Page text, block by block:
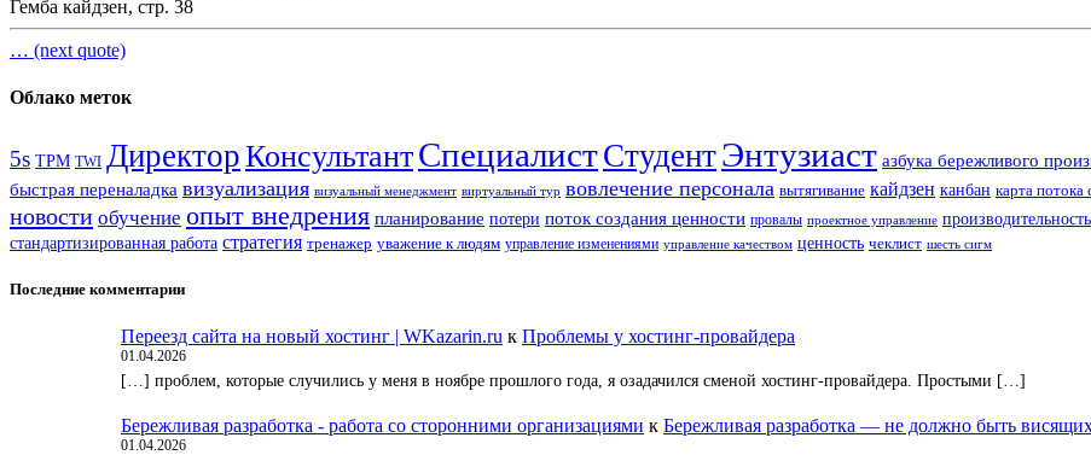
Гемба кайдзен, стр. 38
… (next quote)
Облако меток
5s TPM TWI ДиректорКонсультантСпециалистСтудентЭнтузиаст азбука бережливого
быстрая переналадка визуализация визуальный менеджмент виртуальный тур вовлечение персонала вытягивание кайдзен канбан карта потока
новости обучение опыт внедрения планирование потери поток создания ценности провалы проектное управление
стандартизированная работа стратегия тренажер уважение к людям управление изменениями управление качеством ценность чеклист шесть сигм
Последние комментарии
Переезд сайта на новый хостинг | WKazarin.ru к Проблемы у хостинг-провайдера
01.04.2026
[…] проблем, которые случились у меня в ноябре прошлого года, я озадачился сменой хостинг-провайдера. Простыми […]
Бережливая разработка - работа со сторонними организациями к Бережливая разработка — не должно быть
01.04.2026